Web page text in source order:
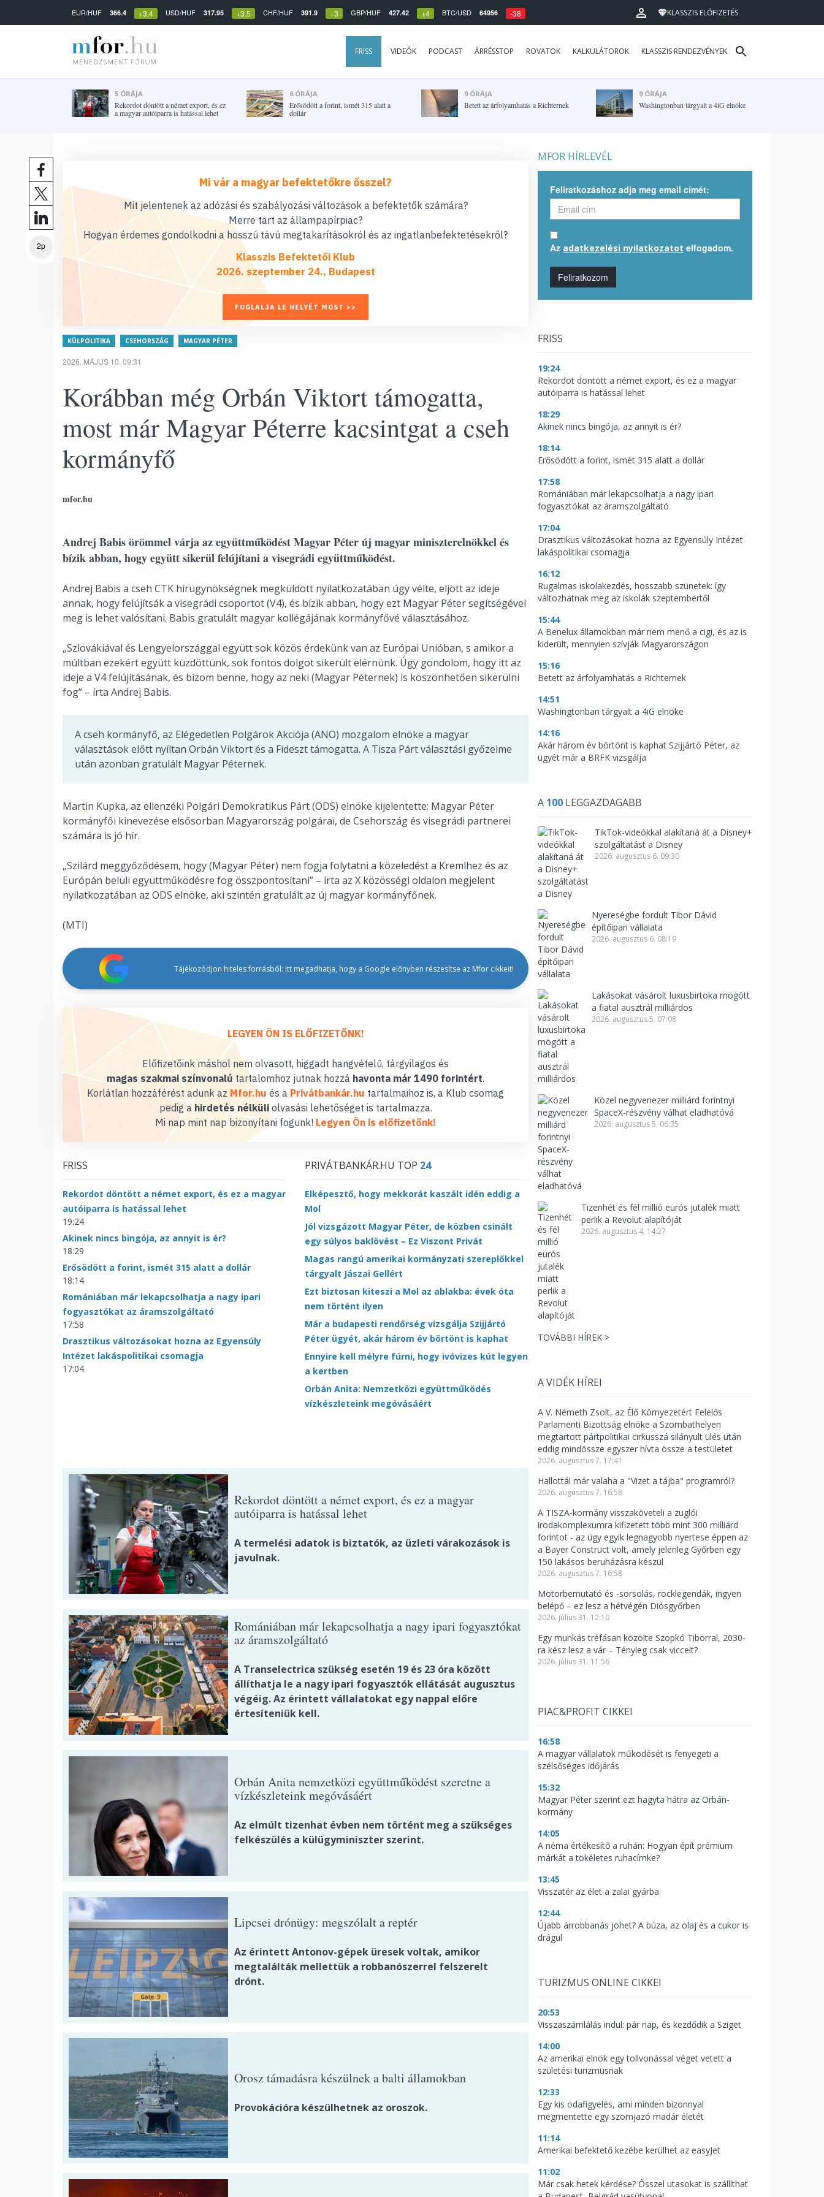
EUR/HUF 366.4 +3.4 USD/HUF 317.95 +3.5 CHF/HUF 391.9 +3 GBP/HUF 427.42 +4 BTC/USD 64956 -38 KLASSZIS ELŐFIZETÉS
FRISS VIDEÓK PODCAST ÁRRÉSSTOP ROVATOK KALKULÁTOROK KLASSZIS RENDEZVÉNYEK
5 ÓRÁJA
Rekordot döntött a német export, és ez
a magyar autóiparra is hatással lehet
6 ÓRÁJA
Erősödött a forint, ismét 315 alatt a
dollár
9 ÓRÁJA
Betett az árfolyamhatás a Richternek
9 ÓRÁJA
Washingtonban tárgyalt a 4iG elnöke
2p
Mi vár a magyar befektetőkre ősszel?
Mit jelentenek az adózási és szabályozási változások a befektetők számára?
Merre tart az állampapírpiac?
Hogyan érdemes gondolkodni a hosszú távú megtakarításokról és az ingatlanbefektetésekről?
Klasszis Befektetői Klub
2026. szeptember 24., Budapest
FOGLALJA LE HELYÉT MOST >>
KÜLPOLITIKA CSEHORSZÁG MAGYAR PÉTER
2026. MÁJUS 10. 09:31
Korábban még Orbán Viktort támogatta,
most már Magyar Péterre kacsintgat a cseh
kormányfő
mfor.hu
Andrej Babis örömmel várja az együttműködést Magyar Péter új magyar miniszterelnökkel és
bízik abban, hogy együtt sikerül felújítani a visegrádi együttműködést.
Andrej Babis a cseh CTK hírügynökségnek megküldött nyilatkozatában úgy vélte, eljött az ideje
annak, hogy felújítsák a visegrádi csoportot (V4), és bízik abban, hogy ezt Magyar Péter segítségével
meg is lehet valósítani. Babis gratulált magyar kollégájának kormányfővé választásához.
„Szlovákiával és Lengyelországgal együtt sok közös érdekünk van az Európai Unióban, s amikor a
múltban ezekért együtt küzdöttünk, sok fontos dolgot sikerült elérnünk. Úgy gondolom, hogy itt az
ideje a V4 felújításának, és bízom benne, hogy az neki (Magyar Péternek) is köszönhetően sikerülni
fog” – írta Andrej Babis.
A cseh kormányfő, az Elégedetlen Polgárok Akciója (ANO) mozgalom elnöke a magyar
választások előtt nyíltan Orbán Viktort és a Fideszt támogatta. A Tisza Párt választási győzelme
után azonban gratulált Magyar Péternek.
Martin Kupka, az ellenzéki Polgári Demokratikus Párt (ODS) elnöke kijelentette: Magyar Péter
kormányfői kinevezése elsősorban Magyarország polgárai, de Csehország és visegrádi partnerei
számára is jó hír.
„Szilárd meggyőződésem, hogy (Magyar Péter) nem fogja folytatni a közeledést a Kremlhez és az
Európán belüli együttműködésre fog összpontosítani” – írta az X közösségi oldalon megjelent
nyilatkozatában az ODS elnöke, aki szintén gratulált az új magyar kormányfőnek.
(MTI)
Tájékozódjon hiteles forrásból: itt megadhatja, hogy a Google előnyben részesítse az Mfor cikkeit!
LEGYEN ÖN IS ELŐFIZETŐNK!
Előfizetőink máshol nem olvasott, higgadt hangvételű, tárgyilagos és
magas szakmai színvonalú tartalomhoz jutnak hozzá havonta már 1490 forintért.
Korlátlan hozzáférést adunk az Mfor.hu és a Privátbankár.hu tartalmaihoz is, a Klub csomag
pedig ahirdetés nélküliolvasási lehetőséget is tartalmazza.
Mi nap mint nap bizonyítani fogunk! Legyen Ön is előfizetőnk!
FRISS
Rekordot döntött a német export, és ez a magyar
autóiparra is hatással lehet
19:24
Akinek nincs bingója, az annyit is ér?
18:29
Erősödött a forint, ismét 315 alatt a dollár
18:14
Romániában már lekapcsolhatja a nagy ipari
fogyasztókat az áramszolgáltató
17:58
Drasztikus változásokat hozna az Egyensúly
Intézet lakáspolitikai csomagja
17:04
PRIVÁTBANKÁR.HU TOP 24
Elképesztő, hogy mekkorát kaszált idén eddig a
Mol
Jól vizsgázott Magyar Péter, de közben csinált
egy súlyos baklövést – Ez Viszont Privát
Magas rangú amerikai kormányzati szereplőkkel
tárgyalt Jászai Gellért
Ezt biztosan kiteszi a Mol az ablakba: évek óta
nem történt ilyen
Már a budapesti rendőrség vizsgálja Szijjártó
Péter ügyét, akár három év börtönt is kaphat
Ennyire kell mélyre fúrni, hogy ivóvizes kút legyen
a kertben
Orbán Anita: Nemzetközi együttműködés
vízkészleteink megóvásáért
Rekordot döntött a német export, és ez a magyar
autóiparra is hatással lehet
A termelési adatok is biztatók, az üzleti várakozások is
javulnak.
Romániában már lekapcsolhatja a nagy ipari fogyasztókat
az áramszolgáltató
A Transelectrica szükség esetén 19 és 23 óra között
állíthatja le a nagy ipari fogyasztók ellátását augusztus
végéig. Az érintett vállalatokat egy nappal előre
értesíteniük kell.
Orbán Anita nemzetközi együttműködést szeretne a
vízkészleteink megóvásáért
Az elmúlt tizenhat évben nem történt meg a szükséges
felkészülés a külügyminiszter szerint.
Lipcsei drónügy: megszólalt a reptér
Az érintett Antonov-gépek üresek voltak, amikor
megtalálták mellettük a robbanószerrel felszerelt
drónt.
Orosz támadásra készülnek a balti államokban
Provokációra készülhetnek az oroszok.
MFOR HÍRLEVÉL
Feliratkozáshoz adja meg email címét:
Az adatkezelési nyilatkozatot elfogadom.
Feliratkozom
FRISS
19:24
Rekordot döntött a német export, és ez a magyar
autóiparra is hatással lehet
18:29
Akinek nincs bingója, az annyit is ér?
18:14
Erősödött a forint, ismét 315 alatt a dollár
17:58
Romániában már lekapcsolhatja a nagy ipari
fogyasztókat az áramszolgáltató
17:04
Drasztikus változásokat hozna az Egyensúly Intézet
lakáspolitikai csomagja
16:12
Rugalmas iskolakezdés, hosszabb szünetek: így
változhatnak meg az iskolák szeptembertől
15:44
A Benelux államokban már nem menő a cigi, és az is
kiderült, mennyien szívják Magyarországon
15:16
Betett az árfolyamhatás a Richternek
14:51
Washingtonban tárgyalt a 4iG elnöke
14:16
Akár három év börtönt is kaphat Szijjártó Péter, az
ügyét már a BRFK vizsgálja
A 100 LEGGAZDAGABB
TikTok-videókkal alakítaná át a Disney+
szolgáltatást a Disney
2026. augusztus 6. 09:30
Nyereségbe fordult Tibor Dávid
építőipari vállalata
2026. augusztus 6. 08:19
Lakásokat vásárolt luxusbirtoka mögött
a fiatal ausztrál milliárdos
2026. augusztus 5. 07:08
Közel negyvenezer milliárd forintnyi
SpaceX-részvény válhat eladhatóvá
2026. augusztus 5. 06:35
Tizenhét és fél millió eurós jutalék miatt
perlik a Revolut alapítóját
2026. augusztus 4. 14:27
TOVÁBBI HÍREK >
A VIDÉK HÍREI
A V. Németh Zsolt, az Élő Környezetért Felelős
Parlamenti Bizottság elnöke a Szombathelyen
megtartott pártpolitikai cirkusszá silányult ülés után
eddig mindössze egyszer hívta össze a testületet
2026. augusztus 7. 17:41
Hallottál már valaha a "Vizet a tájba" programról?
2026. augusztus 7. 16:58
A TISZA-kormány visszaköveteli a zuglói
irodakomplexumra kifizetett több mint 300 milliárd
forintot - az ügy egyik legnagyobb nyertese éppen az
a Bayer Construct volt, amely jelenleg Győrben egy
150 lakásos beruházásra készül
2026. augusztus 7. 16:58
Motorbemutató és -sorsolás, rocklegendák, ingyen
belépő – ez lesz a hétvégén Diósgyőrben
2026. július 31. 12:10
Egy munkás tréfásan közölte Szopkó Tiborral, 2030-
ra kész lesz a vár – Tényleg csak viccelt?
2026. július 31. 11:56
PIAC&PROFIT CIKKEI
16:58
A magyar vállalatok működését is fenyegeti a
szélsőséges időjárás
15:32
Magyar Péter szerint ezt hagyta hátra az Orbán-
kormány
14:05
A néma értékesítő a ruhán: Hogyan épít prémium
márkát a tökéletes ruhacímke?
13:45
Visszatér az élet a zalai gyárba
12:44
Újabb árrobbanás jöhet? A búza, az olaj és a cukor is
drágul
TURIZMUS ONLINE CIKKEI
20:53
Visszaszámlálás indul: pár nap, és kezdődik a Sziget
14:00
Az amerikai elnök egy tollvonással véget vetett a
születési turizmusnak
12:33
Egy kis odafigyelés, ami minden bizonnyal
megmentette egy szomjazó madár életét
11:14
Amerikai befektető kezébe kerülhet az easyJet
11:02
Már csak hetek kérdése? Ősszel utasokat is szállíthat